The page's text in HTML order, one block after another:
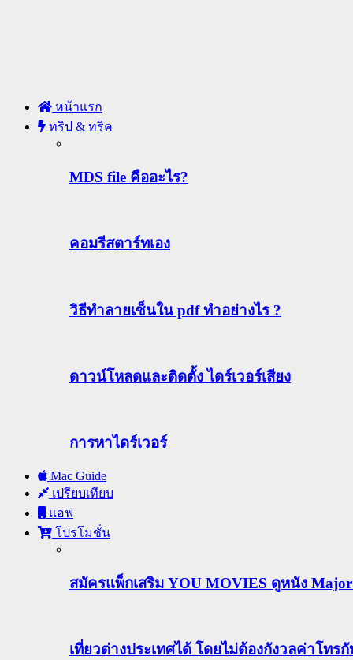
หน้าแรก
ทริป & ทริค
MDS file คืออะไร?
คอมรีสตาร์ทเอง
วิธีทําลายเซ็นใน pdf ทำอย่างไร ?
ดาวน์โหลดและติดตั้ง ไดร์เวอร์เสียง
การหาไดร์เวอร์
Mac Guide
เปรียบเทียบ
แอฟ
โปรโมชั่น
สมัครแพ็กเสริม YOU MOVIES ดูหนัง
เที่ยวต่างประเทศได้ โดยไม่ต้องกังวลค่าโทร